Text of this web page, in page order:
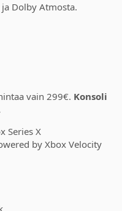
Dolby Atmosta.
vain 299€. Konsoli
Series X
by Xbox Velocity